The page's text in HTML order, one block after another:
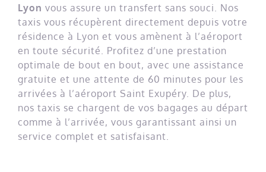
Lyon vous assure un transfert sans souci. Nos
taxis vous récupèrent directement depuis votre
résidence à Lyon et vous amènent à l’aéroport
en toute sécurité. Profitez d’une prestation
optimale de bout en bout, avec une assistance
gratuite et une attente de 60 minutes pour les
arrivées à l’aéroport Saint Exupéry. De plus,
nos taxis se chargent de vos bagages au départ
comme à l’arrivée, vous garantissant ainsi un
service complet et satisfaisant.